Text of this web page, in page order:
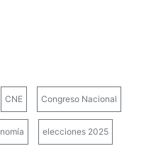
CNE Congreso Nacional
elecciones 2025